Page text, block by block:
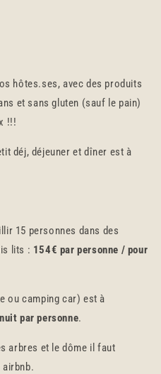
hôtes.ses, avec des produits
et sans gluten (sauf le pain)
!!!
déj, déjeuner et dîner est à
15 personnes dans des
lits : 154€ par personne / pour
ou camping car) est à
par personne.
arbres et le dôme il faut